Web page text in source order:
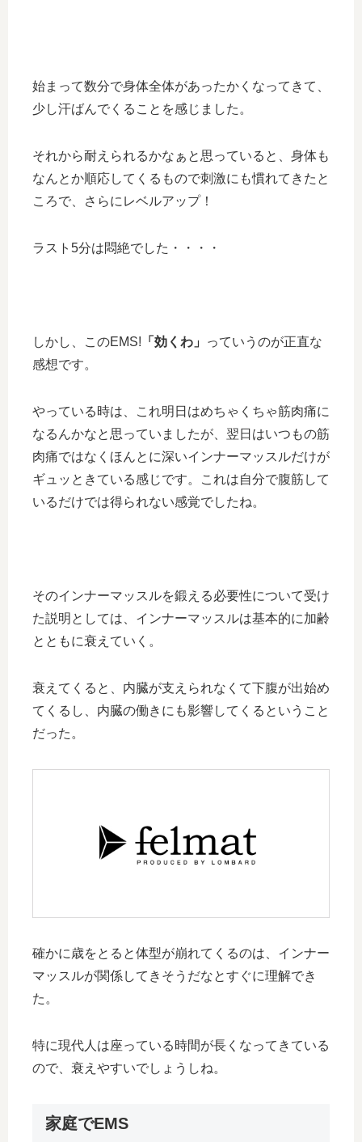
始まって数分で身体全体があったかくなってきて、
少し汗ばんでくることを感じました。
それから耐えられるかなぁと思っていると、身体も
なんとか順応してくるもので刺激にも慣れてきたと
ころで、さらにレベルアップ！
ラスト5分は悶絶でした・・・・
しかし、このEMS! 「効くわ」
っていうのが正直な
感想です。
やっている時は、これ明日はめちゃくちゃ筋肉痛に
なるんかなと思っていましたが、翌日はいつもの筋
肉痛ではなくほんとに深いインナーマッスルだけが
ギュッときている感じです。これは自分で腹筋して
いるだけでは得られない感覚でしたね。
そのインナーマッスルを鍛える必要性について受け
た説明としては、インナーマッスルは基本的に加齢
とともに衰えていく。
衰えてくると、内臓が支えられなくて下腹が出始め
てくるし、内臓の働きにも影響してくるということ
だった。
確かに歳をとると体型が崩れてくるのは、インナー
マッスルが関係してきそうだなとすぐに理解でき
た。
特に現代人は座っている時間が長くなってきている
ので、衰えやすいでしょうしね。
家庭でEMS